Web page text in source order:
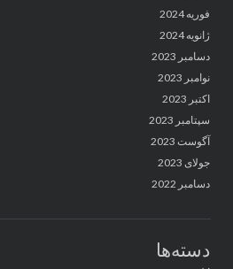
فوریه 2024
ژانویه 2024
دسامبر 2023
نوامبر 2023
اکتبر 2023
سپتامبر 2023
آگوست 2023
جولای 2023
دسامبر 2022
دسته‌ها